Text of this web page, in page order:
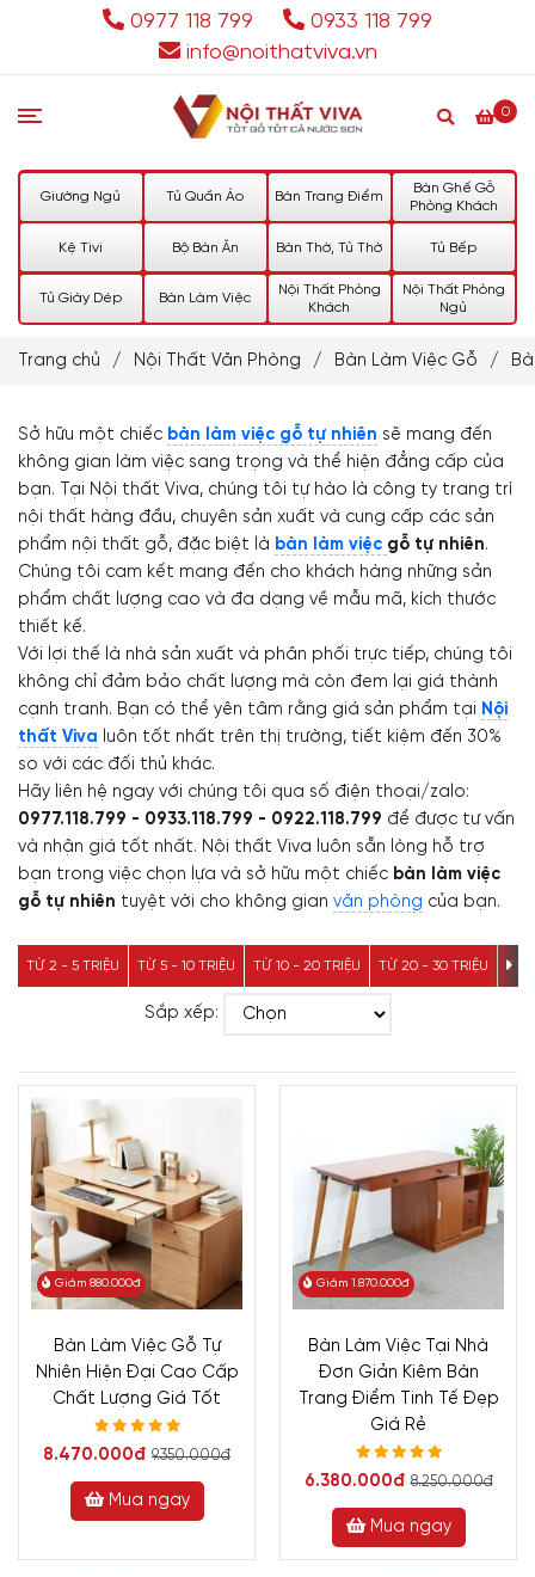
0977 118 799
0933 118 799
info@noithatviva.vn
0
Giường Ngủ Tủ Quần Áo Bàn Trang Điểm
Bàn Ghế Gỗ
Phòng Khách
Kệ Tivi Bộ Bàn Ăn Bàn Thờ, Tủ Thờ Tủ Bếp
Tủ Giày Dép Bàn Làm Việc
Nội Thất Phòng
Khách
Nội Thất Phòng
Ngủ
Trang chủ / Nội Thất Văn Phòng / Bàn Làm Việc Gỗ /
Sở hữu một chiếc bàn làm việc gỗ tự nhiên sẽ mang đến
không gian làm việc sang trọng và thể hiện đẳng cấp của
bạn. Tại Nội thất Viva, chúng tôi tự hào là công ty trang trí
nội thất hàng đầu, chuyên sản xuất và cung cấp các sản
phẩm nội thất gỗ, đặc biệt là bàn làm việc gỗ tự nhiên.
Chúng tôi cam kết mang đến cho khách hàng những sản
phẩm chất lượng cao và đa dạng về mẫu mã, kích thước
thiết kế.
Với lợi thế là nhà sản xuất và phân phối trực tiếp, chúng tôi
không chỉ đảm bảo chất lượng mà còn đem lại giá thành
cạnh tranh. Bạn có thể yên tâm rằng giá sản phẩm tại Nội
thất Viva luôn tốt nhất trên thị trường, tiết kiệm đến 30%
so với các đối thủ khác.
Hãy liên hệ ngay với chúng tôi qua số điện thoại/zalo:
0977.118.799 - 0933.118.799 - 0922.118.799 để được tư vấn
và nhận giá tốt nhất. Nội thất Viva luôn sẵn lòng hỗ trợ
bạn trong việc chọn lựa và sở hữu một chiếc bàn làm việc
gỗ tự nhiên tuyệt vời cho không gian văn phòng của bạn.
TỪ 2 - 5 TRIỆU TỪ 5 - 10 TRIỆU TỪ 10 - 20 TRIỆU TỪ 20 - 30 TRIỆU TỪ
Sắp xếp:
Giảm 880.000đ
Bàn Làm Việc Gỗ Tự
Nhiên Hiện Đại Cao Cấp
Chất Lượng Giá Tốt
8.470.000đ 9.350.000đ
Mua ngay
Giảm 1.870.000đ
Bàn Làm Việc Tại Nhà
Đơn Giản Kiêm Bàn
Trang Điểm Tinh Tế Đẹp
Giá Rẻ
6.380.000đ 8.250.000đ
Mua ngay